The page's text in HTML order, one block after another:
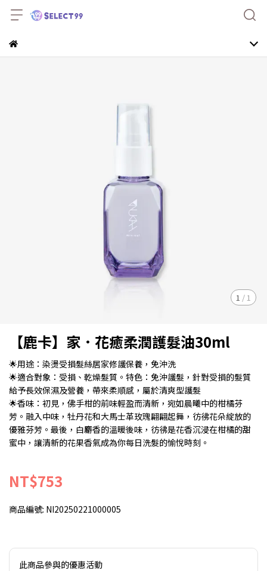
1 / 1
【鹿卡】家．花癒柔潤護髮油30ml
🌟用途：染燙受損髮絲居家修護保養，免沖洗
🌟適合對象：受損、乾燥髮質。特色：免沖護髮，針對受損的髮質
給予長效保濕及營養，帶來柔順感，屬於清爽型護髮
🌟香味：初見，佛手柑的前味輕盈而清新，宛如晨曦中的柑橘芬
芳。融入中味，牡丹花和大馬士革玫瑰翩翩起舞，彷彿花朵綻放的
優雅芬芳。最後，白麝香的溫暖後味，彷彿是花香沉浸在柑橘的甜
蜜中，讓清新的花果香氣成為你每日洗髮的愉悅時刻。
NT$753
商品編號: NI20250221000005
此商品參與的優惠活動